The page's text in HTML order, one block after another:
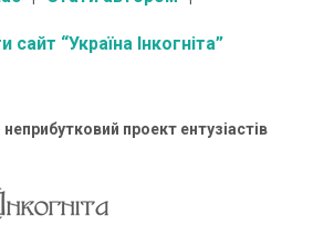
сайт “Україна Інкогніта”
неприбутковий проект ентузіастів